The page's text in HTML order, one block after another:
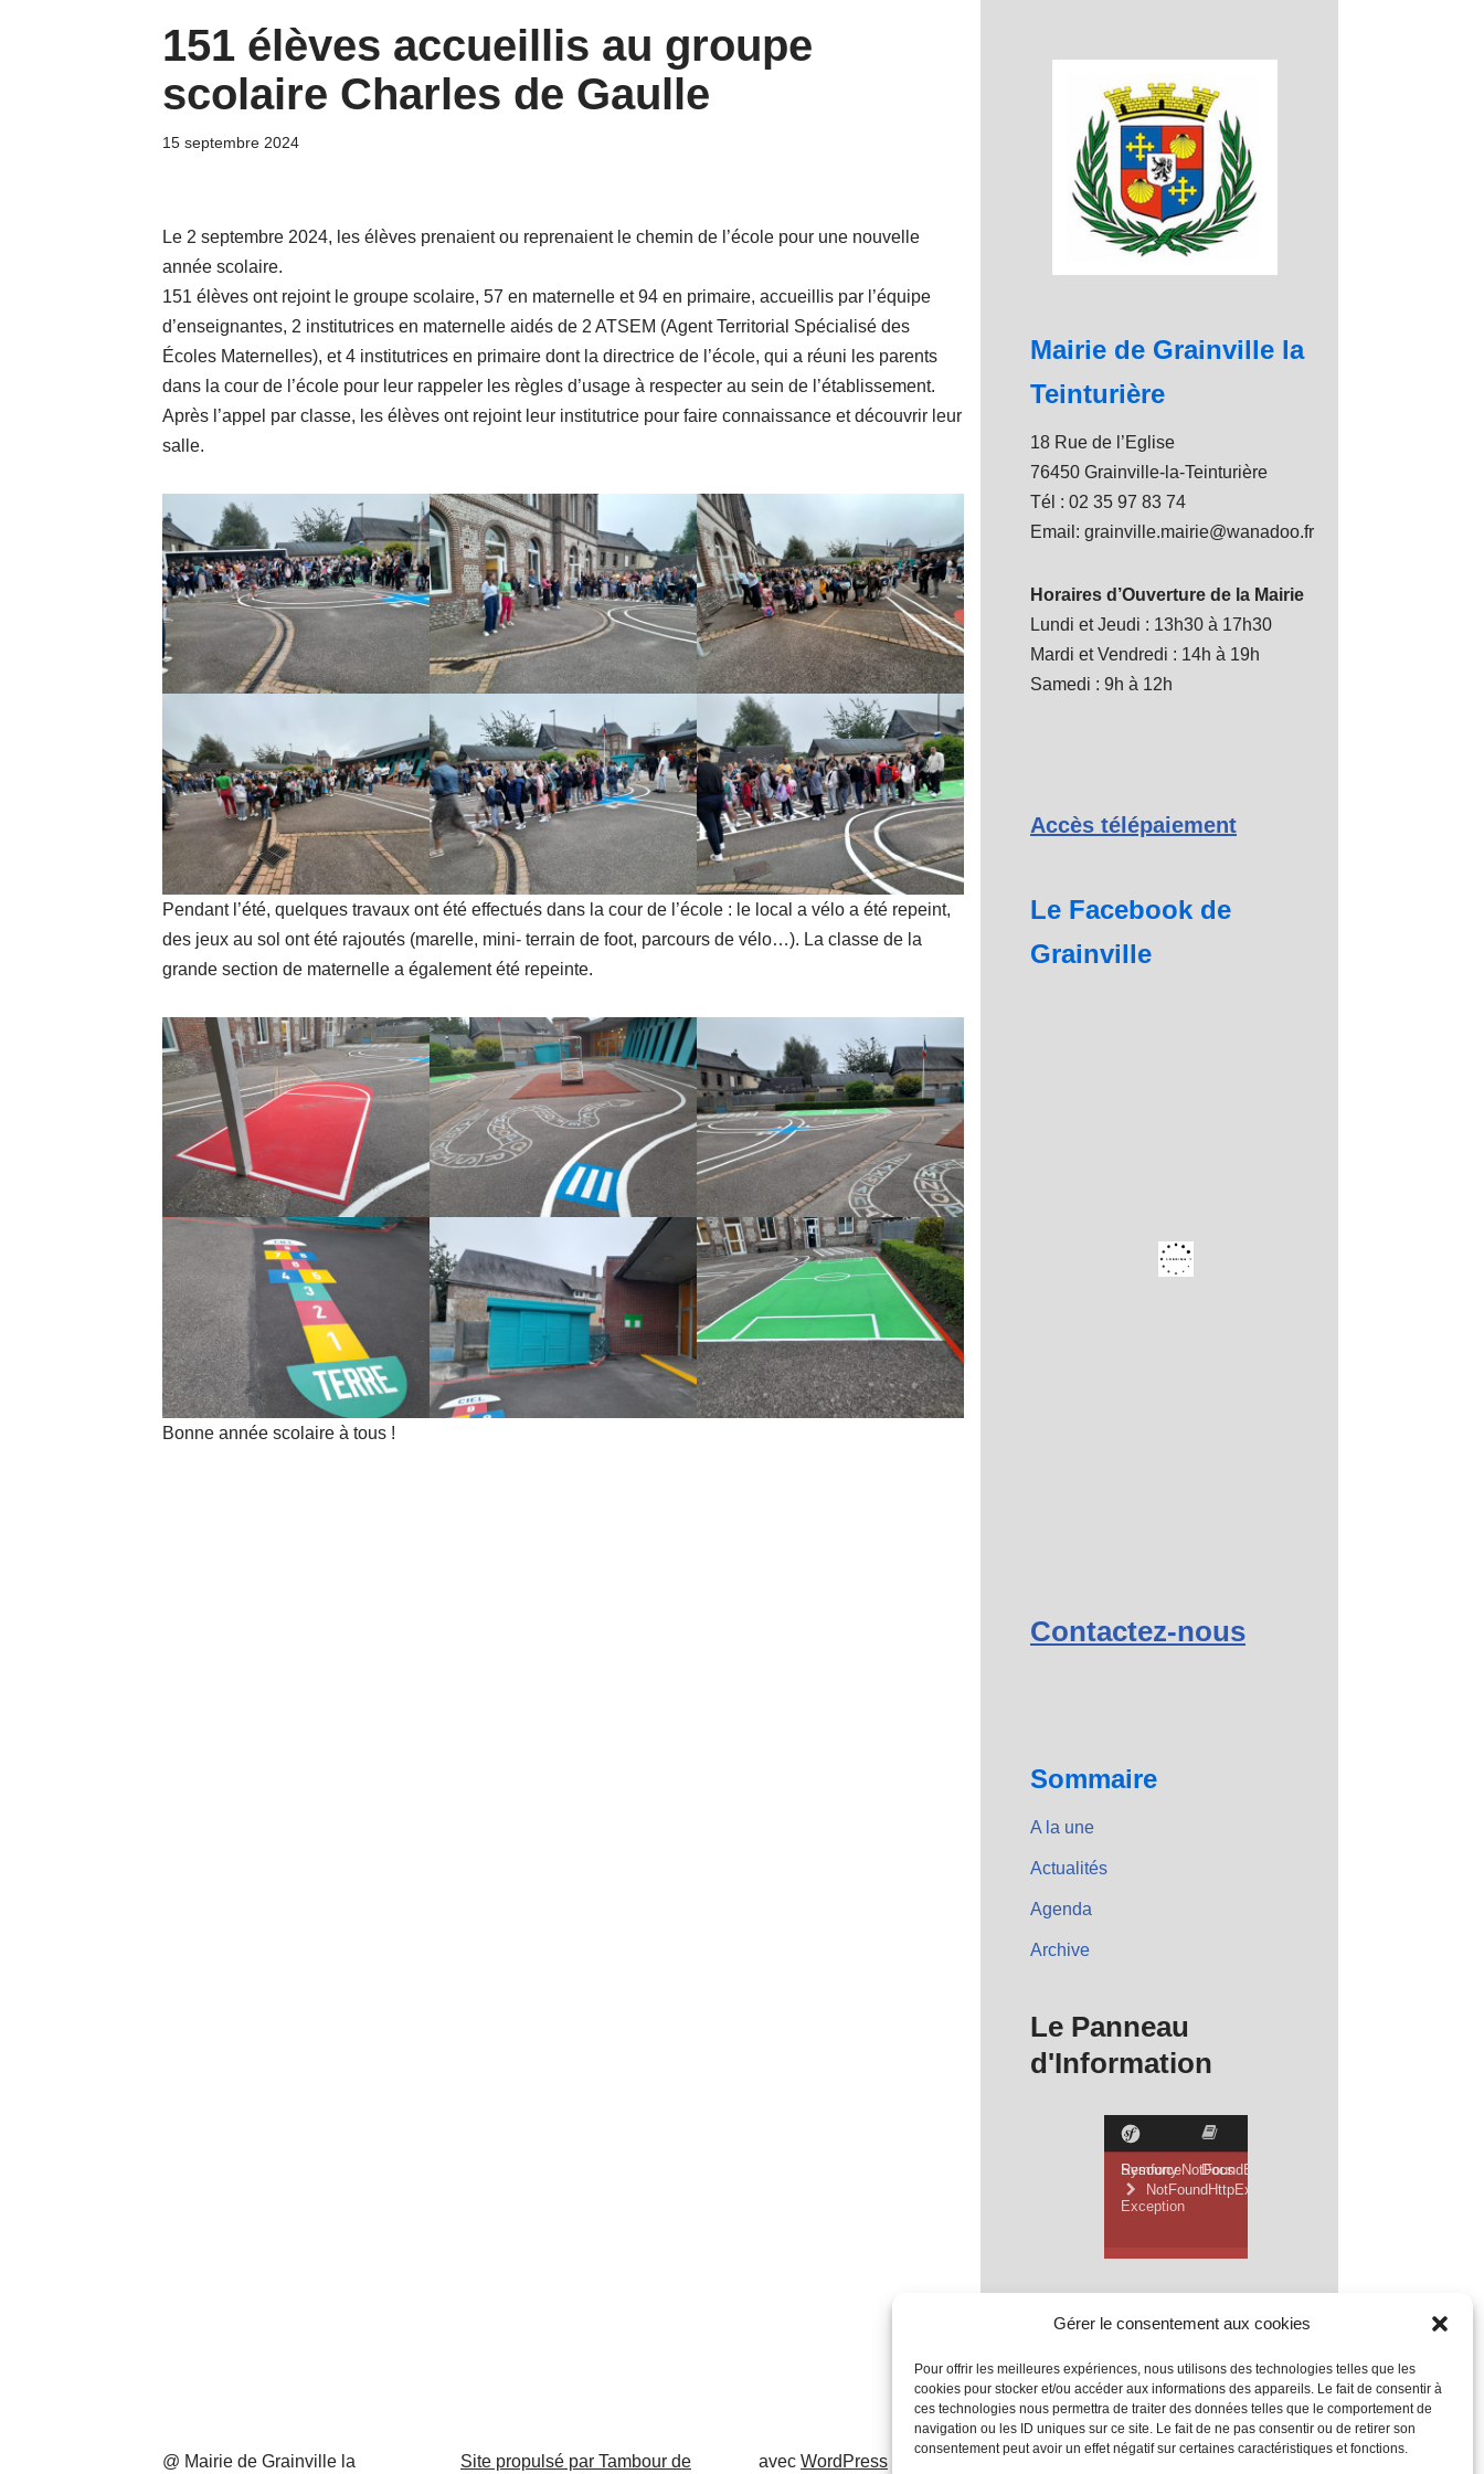
Gérer le consentement aux cookies
Pour offrir les meilleures expériences, nous utilisons des technologies telles que les
cookies pour stocker et/ou accéder aux informations des appareils. Le fait de consentir à
ces technologies nous permettra de traiter des données telles que le comportement de
navigation ou les ID uniques sur ce site. Le fait de ne pas consentir ou de retirer son
consentement peut avoir un effet négatif sur certaines caractéristiques et fonctions.
151 élèves accueillis au groupe
scolaire Charles de Gaulle
15 septembre 2024
Le 2 septembre 2024, les élèves prenaient ou reprenaient le chemin de l’école pour une nouvelle
année scolaire.
151 élèves ont rejoint le groupe scolaire, 57 en maternelle et 94 en primaire, accueillis par l’équipe
d’enseignantes, 2 institutrices en maternelle aidés de 2 ATSEM (Agent Territorial Spécialisé des
Écoles Maternelles), et 4 institutrices en primaire dont la directrice de l’école, qui a réuni les parents
dans la cour de l’école pour leur rappeler les règles d’usage à respecter au sein de l’établissement.
Après l’appel par classe, les élèves ont rejoint leur institutrice pour faire connaissance et découvrir leur
salle.
Pendant l’été, quelques travaux ont été effectués dans la cour de l’école : le local a vélo a été repeint,
des jeux au sol ont été rajoutés (marelle, mini- terrain de foot, parcours de vélo…). La classe de la
grande section de maternelle a également été repeinte.
Bonne année scolaire à tous !
Mairie de Grainville la
Teinturière
18 Rue de l’Eglise
76450 Grainville-la-Teinturière
Tél : 02 35 97 83 74
Email: grainville.mairie@wanadoo.fr
Horaires d’Ouverture de la Mairie
Lundi et Jeudi : 13h30 à 17h30
Mardi et Vendredi : 14h à 19h
Samedi : 9h à 12h
Accès télépaiement
Le Facebook de
Grainville
Contactez-nous
Sommaire
A la une
Actualités
Agenda
Archive
Le Panneau
d'Information
@ Mairie de Grainville la Site propulsé par Tambour de avec WordPress Mentions Légales